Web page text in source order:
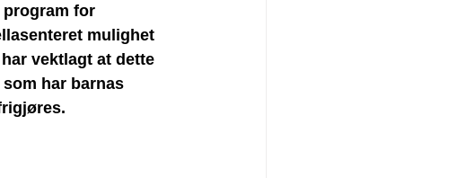
for
mulighet
vektlagt at dette
har barnas